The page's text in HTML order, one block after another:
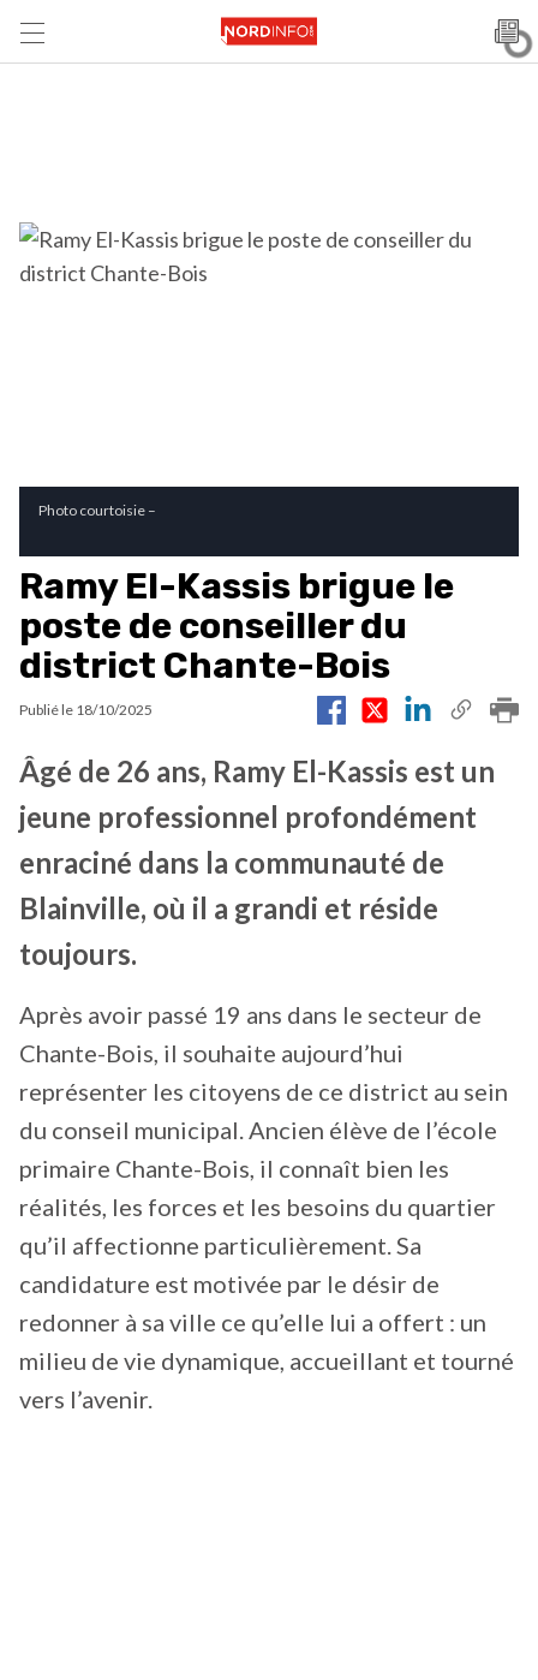
Photo courtoisie –
Ramy El-Kassis brigue le
poste de conseiller du
district Chante-Bois
Publié le 18/10/2025
Âgé de 26 ans, Ramy El-Kassis est un
jeune professionnel profondément
enraciné dans la communauté de
Blainville, où il a grandi et réside
toujours.
Après avoir passé 19 ans dans le secteur de
Chante-Bois, il souhaite aujourd’hui
représenter les citoyens de ce district au sein
du conseil municipal. Ancien élève de l’école
primaire Chante-Bois, il connaît bien les
réalités, les forces et les besoins du quartier
qu’il affectionne particulièrement. Sa
candidature est motivée par le désir de
redonner à sa ville ce qu’elle lui a offert : un
milieu de vie dynamique, accueillant et tourné
vers l’avenir.